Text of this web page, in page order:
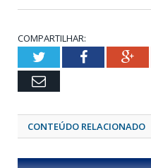
COMPARTILHAR:
TwitterFacebook
Email
CONTEÚDO RELACIONADO